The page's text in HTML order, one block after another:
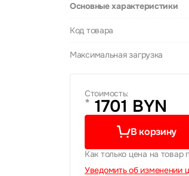
Основные характеристики
Код товара
Максимальная загрузка
Стоимость:
* 1701 BYN
В корзину
Как только цена на
Уведомить об изменении